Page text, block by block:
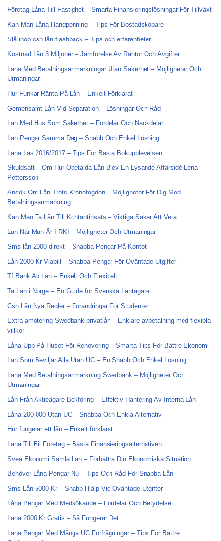
Företag Låna Till Fastighet – Smarta Finansieringslösningar För Tillväxt
Kan Man Låna Handpenning – Tips För Bostadsköpare
Slå ihop csn lån flashback – Tips och erfarenheter
Kostnad Lån 3 Miljoner – Jämförelse Av Räntor Och Avgifter
Låna Med Betalningsanmärkningar Utan Säkerhet – Möjligheter Och
Utmaningar
Hur Funkar Ränta På Lån – Enkelt Förklarat
Gemensamt Lån Vid Separation – Lösningar Och Råd
Lån Med Hus Som Säkerhet – Fördelar Och Nackdelar
Lån Pengar Samma Dag – Snabb Och Enkel Lösning
Låna Läs 2016/2017 – Tips För Bästa Bokupplevelsen
Skuldsatt – Om Hur Obetalda Lån Blev En Lysande Affärsidé Lena
Pettersson
Ansök Om Lån Trots Kronofogden – Möjligheter För Dig Med
Betalningsanmärkning
Kan Man Ta Lån Till Kontantinsats – Viktiga Saker Att Veta
Lån När Man Är I RKI – Möjligheter Och Utmaningar
Sms lån 2000 direkt – Snabba Pengar På Kontot
Lån 2000 Kr Viabill – Snabba Pengar För Oväntade Utgifter
Tf Bank Ab Lån – Enkelt Och Flexibelt
Ta Lån i Norge – En Guide för Svenska Låntagare
Csn Lån Nya Regler – Förändringar För Studenter
Extra amotering Swedbank privatlån – Enklare avbetalning med flexibla
villkor
Låna Upp På Huset För Renovering – Smarta Tips För Bättre Ekonomi
Lån Som Beviljar Alla Utan UC – En Snabb Och Enkel Lösning
Låna Med Betalningsanmärkning Swedbank – Möjligheter Och
Utmaningar
Lån Från Aktieägare Bokföring – Effektiv Hantering Av Interna Lån
Låna 200 000 Utan UC – Snabba Och Enkla Alternativ
Hur fungerar ett lån – Enkelt förklarat
Låna Till Bil Företag – Bästa Finansieringsalternativen
Svea Ekonomi Samla Lån – Förbättra Din Ekonomiska Situation
Behöver Låna Pengar Nu – Tips Och Råd För Snabba Lån
Sms Lån 5000 Kr – Snabb Hjälp Vid Oväntade Utgifter
Låna Pengar Med Medsökande – Fördelar Och Betydelse
Låna 2000 Kr Gratis – Så Fungerar Det
Låna Pengar Med Många UC Förfrågningar – Tips För Bättre